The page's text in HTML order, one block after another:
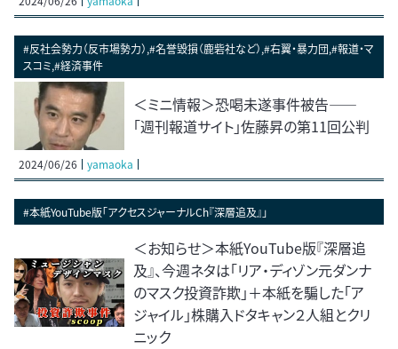
#反社会勢力（反市場勢力）,#名誉毀損（鹿砦社など）,#右翼・暴力団,#報道・マ
スコミ,#経済事件
＜ミニ情報＞恐喝未遂事件被告――
「週刊報道サイト」佐藤昇の第11回公判
2024/06/26 yamaoka
#本紙YouTube版「アクセスジャーナルCh『深層追及』」
＜お知らせ＞本紙YouTube版『深層追
及』、今週ネタは「リア・ディゾン元ダンナ
のマスク投資詐欺」＋本紙を騙した「ア
ジャイル」株購入ドタキャン２人組とクリ
ニック